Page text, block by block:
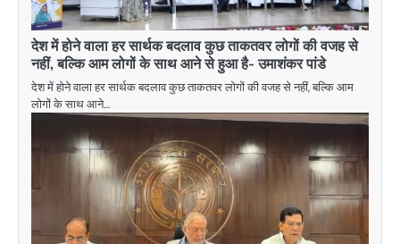
देश में होने वाला हर सार्थक बदलाव कुछ ताकतवर लोगों की वजह से
नहीं, बल्कि आम लोगों के साथ आने से हुआ है- उमाशंकर पांडे
देश में होने वाला हर सार्थक बदलाव कुछ ताकतवर लोगों की वजह से नहीं, बल्कि आम
लोगों के साथ आने…